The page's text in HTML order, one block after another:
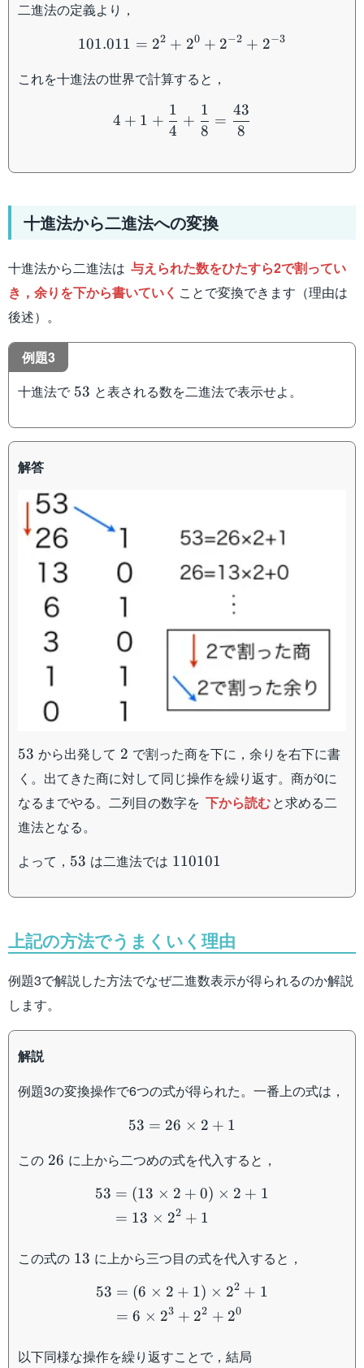
二進法の定義より，
101.011=2^2+2^0+2^{-
101.011 = 22 + 20 + 2−2 + 2−3
これを十進法の世界で計算すると，
4 + 1 +
4
1
+
8
1
=
8
43
十進法から二進法への変換
十進法から二進法は 与えられた数をひたすら2で割ってい
き，余りを下から書いていく ことで変換できます（理由は
後述）。
例題3
十進法で 53
53 と表される数を二進法で表示せよ。
解答
53
53 から出発して 2
2 で割った商を下に，余りを右下に書
く。出てきた商に対して同じ操作を繰り返す。商が0に
なるまでやる。二列目の数字を 下から読むと求める二
進法となる。
よって， 53
53 は二進法では 110101
110101
上記の方法でうまくいく理由
例題3で解説した方法でなぜ二進数表示が得られるのか解説
します。
解説
例題3の変換操作で6つの式が得られた。一番上の式は，
53 = 26 × 2 + 1
この 26
26 に上から二つめの式を代入すると，
53 = (13 × 2 + 0) × 2 + 1
= 13 × 22 + 1
この式の 13
13 に上から三つ目の式を代入すると，
53 = (6 × 2 + 1) × 22 + 1
= 6 × 23 + 22 + 20
以下同様な操作を繰り返すことで，結局